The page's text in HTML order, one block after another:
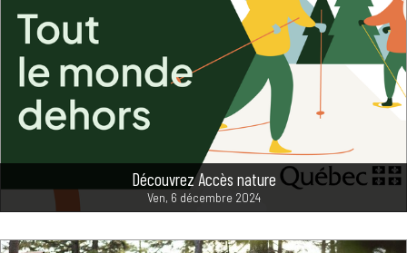
Découvrez Accès nature
Ven, 6 décembre 2024